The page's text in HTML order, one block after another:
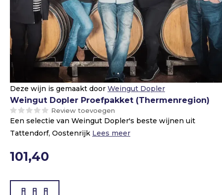
Deze wijn is gemaakt door Weingut Dopler
Weingut Dopler Proefpakket (Thermenregion)
Review toevoegen
Een selectie van Weingut Dopler's beste wijnen uit
Tattendorf, Oostenrijk Lees meer
101,40